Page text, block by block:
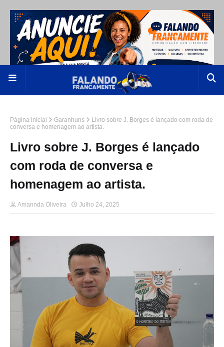
Página inicial Garanhuns
Livro sobre J. Borges é lançado com roda de
conversa e homenagem ao artista.
Livro sobre J. Borges é lançado
com roda de conversa e
homenagem ao artista.
Amannda Oliveira Julho 24, 2025